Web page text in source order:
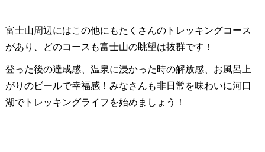
富士山周辺にはこの他にもたくさんのトレッキングコース
があり、どのコースも富士山の眺望は抜群です！
登った後の達成感、温泉に浸かった時の解放感、お風呂上
がりのビールで幸福感！みなさんも非日常を味わいに河口
湖でトレッキングライフを始めましょう！